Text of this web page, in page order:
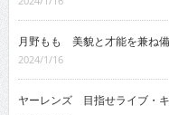
月野もも 美貌と才能を兼ね備
2024/1/16
ヤーレンズ 目指せライブ・
2023/12/15